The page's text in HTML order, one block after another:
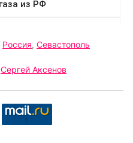
Россия, Севастополь
Сергей Аксенов